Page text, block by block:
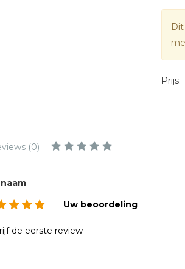
Toeristische kaarten en
Taalstudie
Wenskaarten
Prijs:
(0)
Uw beoordeling
de eerste review